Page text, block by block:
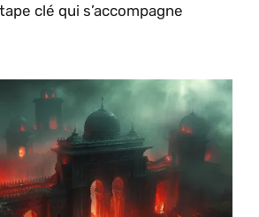
clé qui s’accompagne